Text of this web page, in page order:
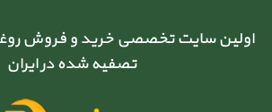
اولین سایت تخصصی خرید و فروش
تصفیه شده در ایران